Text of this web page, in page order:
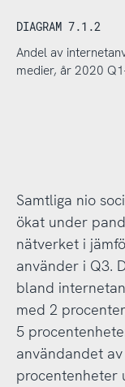
DIAGRAM 7.1.2
Andel av
medier, år 2020
Samtliga nio
ökat under
nätverket i
använder i Q3.
bland
med 2
5
användandet
procentenheter